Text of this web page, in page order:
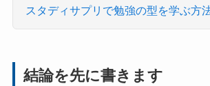
スタディサプリで勉強の型を学ぶ方
結論を先に書きます